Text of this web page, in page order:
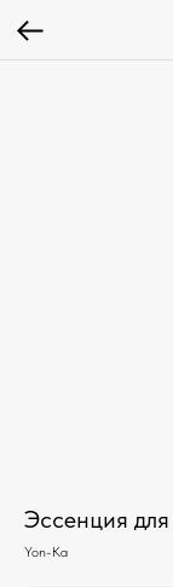
Эссенция
Yon-Ka